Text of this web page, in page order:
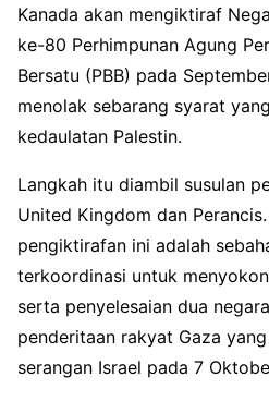
Kanada akan mengiktiraf
ke-80 Perhimpunan Agung
Bersatu (PBB) pada
menolak sebarang syarat
kedaulatan Palestin.
Langkah itu diambil susulan
United Kingdom dan
pengiktirafan ini adalah
terkoordinasi untuk
serta penyelesaian dua
penderitaan rakyat Gaza
serangan Israel pada 7